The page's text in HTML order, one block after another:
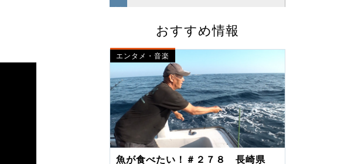
おすすめ情報
エンタメ・音楽
魚が食べたい！＃２７８ 長崎県